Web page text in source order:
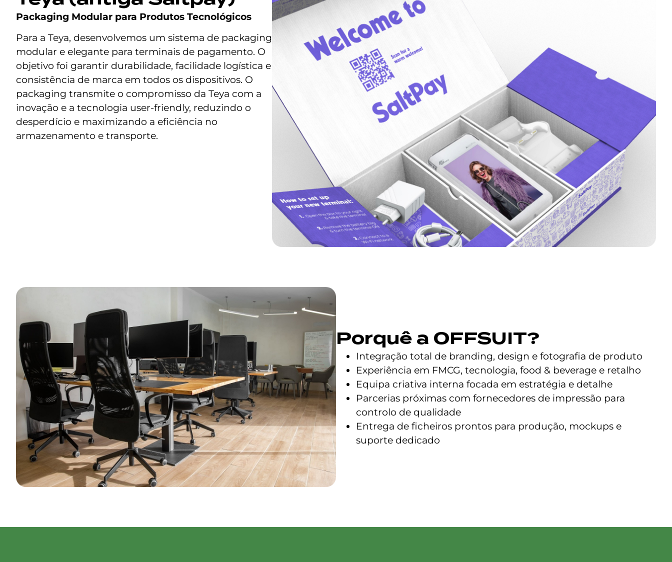
Packaging Modular para Produtos Tecnológicos
Para a Teya, desenvolvemos um sistema de packaging
modular e elegante para terminais de pagamento. O
objetivo foi garantir durabilidade, facilidade logística e
consistência de marca em todos os dispositivos. O
packaging transmite o compromisso da Teya com a
inovação e a tecnologia user-friendly, reduzindo o
desperdício e maximizando a eficiência no
armazenamento e transporte.
Porquê a OFFSUIT?
Integração total de branding, design e fotografia de produto
Experiência em FMCG, tecnologia, food & beverage e retalho
Equipa criativa interna focada em estratégia e detalhe
Parcerias próximas com fornecedores de impressão para
controlo de qualidade
Entrega de ficheiros prontos para produção, mockups e
suporte dedicado